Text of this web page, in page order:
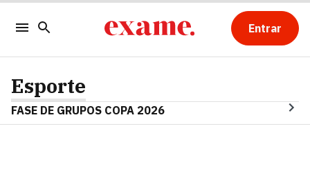
Entrar
Esporte
FASE DE GRUPOS COPA 2026